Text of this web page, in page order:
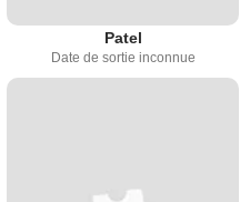
Patel
Date de sortie inconnue